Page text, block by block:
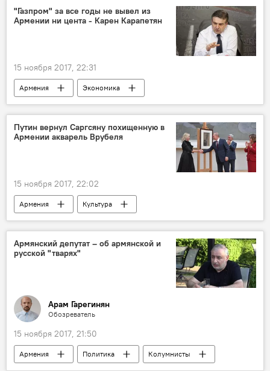
"Газпром" за все годы не вывел из
Армении ни цента - Карен Карапетян
15 ноября 2017, 22:31
Армения Экономика
Путин вернул Саргсяну похищенную в
Армении акварель Врубеля
15 ноября 2017, 22:02
Армения Культура
Армянский депутат – об армянской и
русской "тварях"
Арам Гарегинян
Обозреватель
15 ноября 2017, 21:50
Армения Политика Колумнисты